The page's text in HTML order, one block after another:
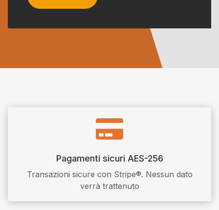

Pagamenti sicuri AES-256
Transazioni sicure con Stripe®. Nessun dato
verrà trattenuto